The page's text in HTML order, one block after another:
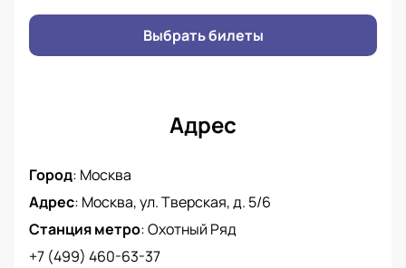
Выбрать билеты
Адрес
Город: Москва
Адрес: Москва, ул. Тверская, д. 5/6
Станция метро:Охотный Ряд
+7 (499) 460-63-37